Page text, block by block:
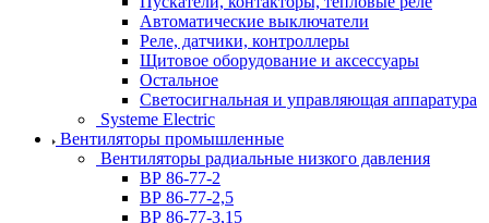
Автоматические выключатели
Реле, датчики, контроллеры
Щитовое оборудование и аксессуары
Остальное
Светосигнальная и управляющая аппаратура
Systeme Electric
Вентиляторы промышленные
Вентиляторы радиальные низкого давления
ВР 86-77-2
ВР 86-77-2,5
ВР 86-77-3,15